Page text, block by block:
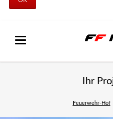
Ihr
Feuerwehr-Hof